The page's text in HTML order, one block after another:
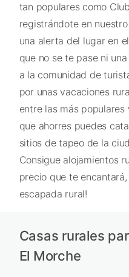
tan populares como
registrándote en
una alerta del lugar en
que no se te pase ni
a la comunidad de
por unas vacaciones
entre las más
que ahorres puedes
sitios de tapeo de la
Consigue alojamientos
precio que te encantará,
escapada rural!
Casas rurales
El Morche